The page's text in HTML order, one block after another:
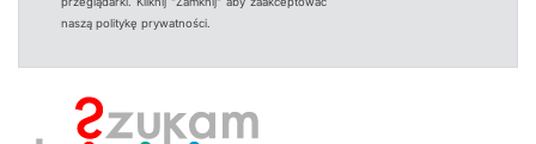
naszą politykę prywatności.